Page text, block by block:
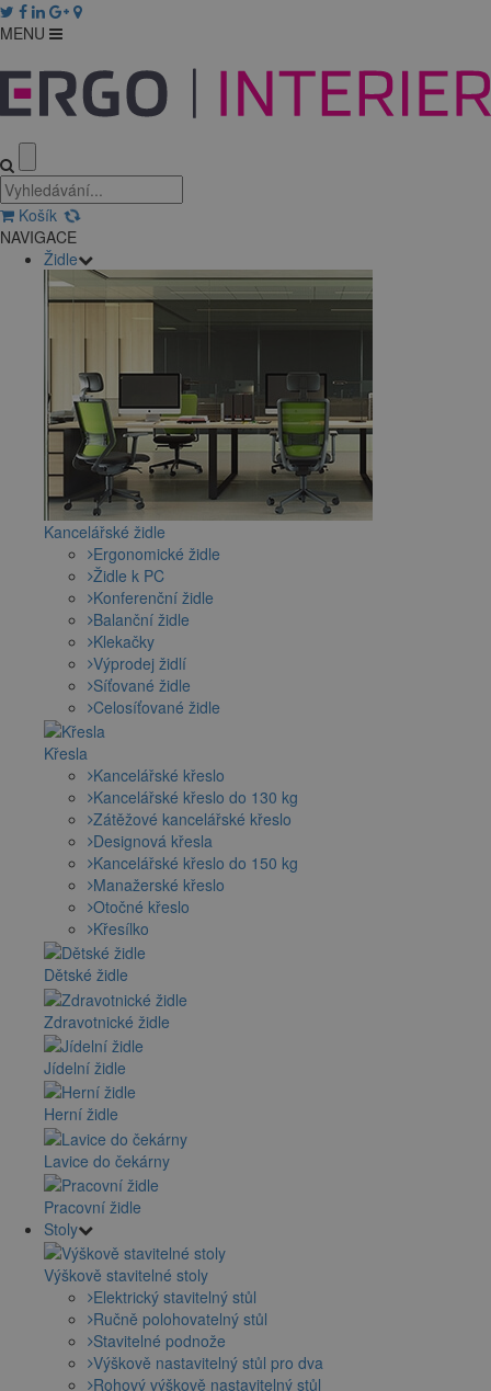
MENU
Košík
NAVIGACE
Židle
Kancelářské židle
Ergonomické židle
Židle k PC
Konferenční židle
Balanční židle
Klekačky
Výprodej židlí
Síťované židle
Celosíťované židle
Křesla
Kancelářské křeslo
Kancelářské křeslo do 130 kg
Zátěžové kancelářské křeslo
Designová křesla
Kancelářské křeslo do 150 kg
Manažerské křeslo
Otočné křeslo
Křesílko
Dětské židle
Zdravotnické židle
Jídelní židle
Herní židle
Lavice do čekárny
Pracovní židle
Stoly
Výškově stavitelné stoly
Elektrický stavitelný stůl
Ručně polohovatelný stůl
Stavitelné podnože
Výškově nastavitelný stůl pro dva
Rohový výškově nastavitelný stůl